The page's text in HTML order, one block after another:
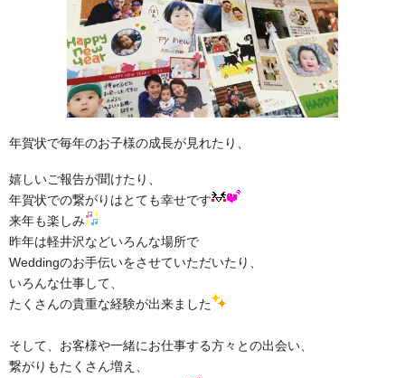
お問い合わせ
年賀状で毎年のお子様の成長が見れたり、
嬉しいご報告が聞けたり、
年賀状での繋がりはとても幸せです
来年も楽しみ
昨年は軽井沢などいろんな場所で
Weddingのお手伝いをさせていただいたり、
いろんな仕事して、
たくさんの貴重な経験が出来ました
そして、お客様や一緒にお仕事する方々との出会い、
繋がりもたくさん増え、